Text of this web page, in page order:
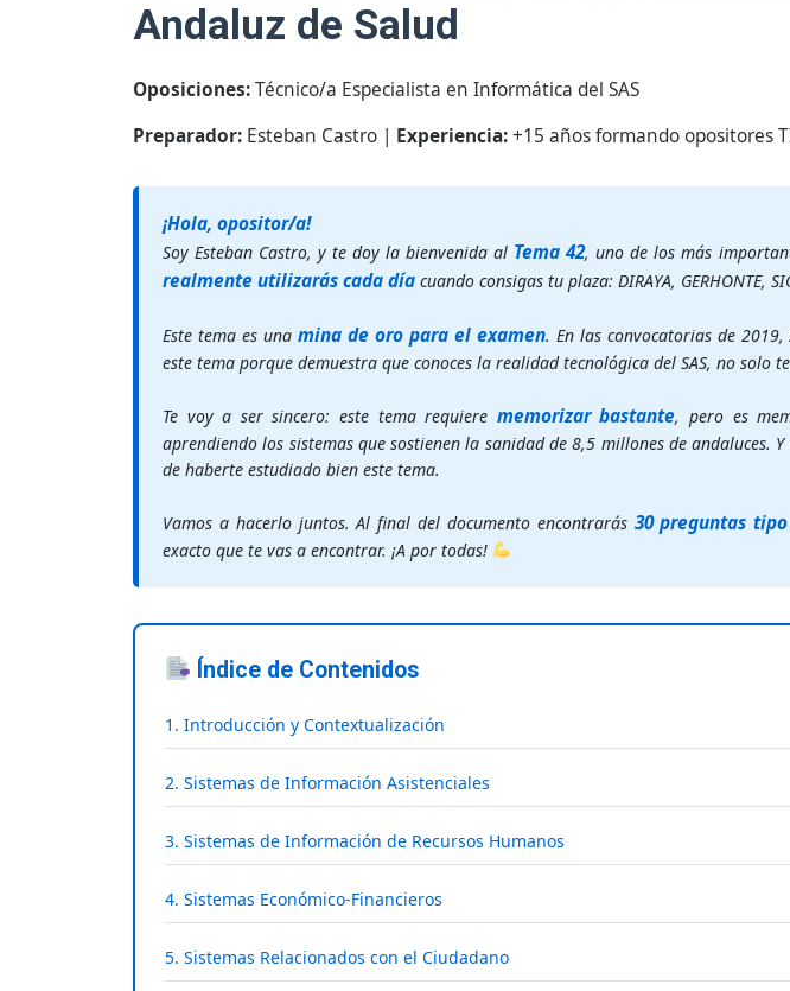
Andaluz de Salud
Oposiciones:Técnico/a Especialista en Informática del SAS
Preparador: Esteban Castro | Experiencia:+15 años formando opositores
¡Hola, opositor/a!
Soy Esteban Castro, y te doy la bienvenida al Tema 42, uno de los más
realmente utilizarás cada día cuando consigas tu plaza: DIRAYA, GERHONTE,
Este tema es una mina de oro para el examen. En las convocatorias de
este tema porque demuestra que conoces la realidad tecnológica del SAS, no solo
Te voy a ser sincero: este tema requiere memorizar bastante, pero es
aprendiendo los sistemas que sostienen la sanidad de 8,5 millones de
de haberte estudiado bien este tema.
Vamos a hacerlo juntos. Al final del documento encontrarás 30 preguntas
exacto que te vas a encontrar. ¡A por todas!
Índice de Contenidos
1. Introducción y Contextualización
2. Sistemas de Información Asistenciales
3. Sistemas de Información de Recursos Humanos
4. Sistemas Económico-Financieros
5. Sistemas Relacionados con el Ciudadano